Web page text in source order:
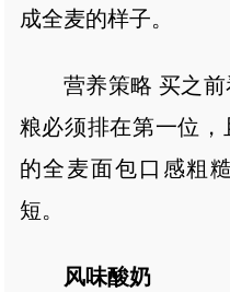
成全麦的样子。
营养策略 买之
粮必须排在第一位
的全麦面包口感粗
短。
风味酸奶